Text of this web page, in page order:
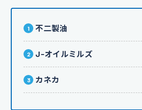
不二製油
J-オイルミルズ
カネカ